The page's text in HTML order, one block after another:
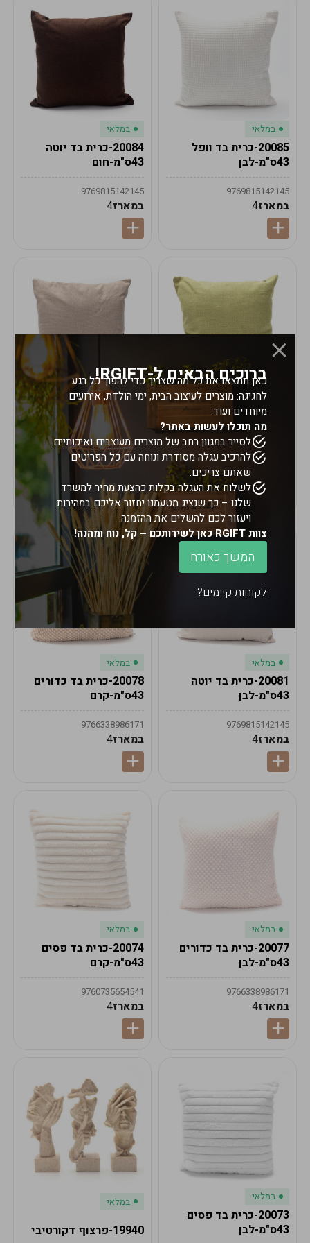
במלאי
20085-כרית בד וופל
43ס"מ-לבן
9769815142145
במארז4
במלאי
20084-כרית בד יוטה
43ס"מ-חום
9769815142145
במארז4
במלאי
20083-כרית בד יוטה
9769815142145
במלאי
20082-כרית בד יוטה
9769815142145
במארז4
במלאי
20081-כרית בד יוטה
43ס"מ-לבן
9769815142145
במארז4
במלאי
20078-כרית בד כדורים
43ס"מ-קרם
9766338986171
במארז4
במלאי
20077-כרית בד כדורים
43ס"מ-לבן
9766338986171
במארז4
במלאי
20074-כרית בד פסים
43ס"מ-קרם
9760735654541
במארז4
במלאי
20073-כרית בד פסים
43ס"מ-לבן
במלאי
19940-פרצוף דקורטיבי
ברוכים הבאים ל-RGIFT!
כאן תמצאו את כל מה שצריך כדי להפוך כל רגע
לחגיגה: מוצרים לעיצוב הבית, ימי הולדת, אירועים
מיוחדים ועוד.
מה תוכלו לעשות באתר?
לסייר במגוון רחב של מוצרים מעוצבים ואיכותיים.
להרכיב עגלה מסודרת ונוחה עם כל הפריטים
שאתם צריכים.
לשלוח את העגלה בקלות כהצעת מחיר למשרד
שלנו – כך שנציג מטעמנו יחזור אליכם במהירות
ויעזור לכם להשלים את ההזמנה.
צוות RGIFT כאן לשירותכם – קל, נוח ומהנה!
המשך כאורח
לקוחות קיימים?